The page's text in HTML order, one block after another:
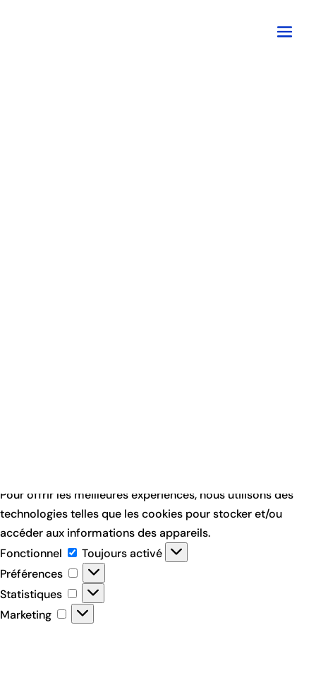
Pour offrir les meilleures expériences, nous utilisons des
technologies telles que les cookies pour stocker et/ou
accéder aux informations des appareils.
Fonctionnel
Fonctionnel
Toujours activé
Préférences
Préférences
Statistiques
Statistiques
Marketing
Marketing